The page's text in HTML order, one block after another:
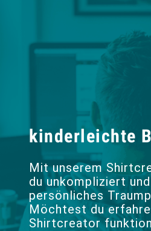
kinderleichte
Mit unserem
du unkompliziert
persönliches
Möchtest du
Shirtcreator